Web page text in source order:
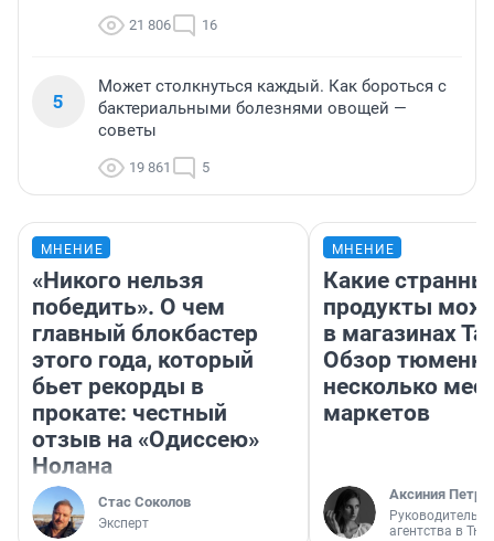
21 806 16
5
Может столкнуться каждый. Как бороться с
бактериальными болезнями овощей —
советы
19 861 5
МНЕНИЕ
«Никого нельзя
победить». О чем
главный блокбастер
этого года, который
бьет рекорды в
прокате: честный
отзыв на «Одиссею»
Нолана
Стас Соколов
Эксперт
МНЕНИЕ
Какие
продукты
в магазинах
Обзор
несколько
маркетов
Аксиния
Руководитель
агентства в